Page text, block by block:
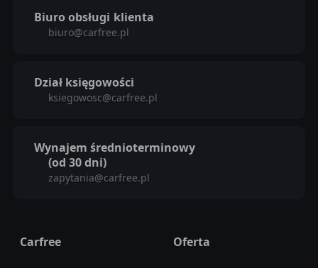
Biuro obsługi klienta
biuro@carfree.pl
Dział księgowości
ksiegowosc@carfree.pl
Wynajem średnioterminowy
(od 30 dni)
zapytania@carfree.pl
Carfree Oferta